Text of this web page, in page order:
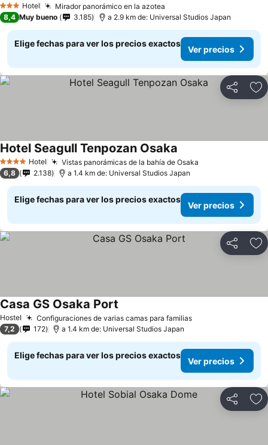
3 Estrellas
Hotel Mirador panorámico en la azotea
8,4 Muy bueno 3.185 a 2.9 km de: Universal Studios Japan
Elige fechas para ver los precios exactos
Ver precios
Compartir
4 EstrellasHotel Vistas panorámicas de la bahía de Osaka
Hotel Seagull Tenpozan Osaka
6,8 2.138 a 1.4 km de: Universal Studios Japan
Elige fechas para ver los precios exactos
Ver precios
Compartir
Hostel Configuraciones de varias camas para familiasVer precios
Casa GS Osaka Port
7,2 172 a 1.4 km de: Universal Studios Japan
Elige fechas para ver los precios exactos
Ver precios
Compartir